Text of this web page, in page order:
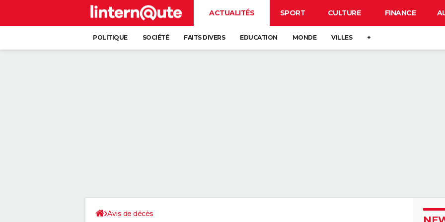
ACTUALITÉS SPORT CULTURE FINANCE
POLITIQUE SOCIÉTÉ FAITS DIVERS EDUCATION MONDE VILLES +
Avis de décès